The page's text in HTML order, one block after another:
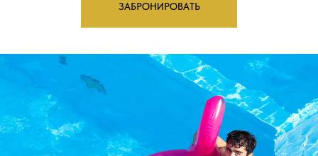
ЗАБРОНИРОВАТЬ